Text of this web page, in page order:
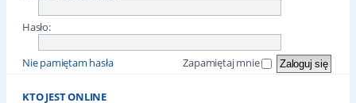
Hasło:
Nie pamiętam hasła Zapamiętaj mnie
KTO JEST ONLINE